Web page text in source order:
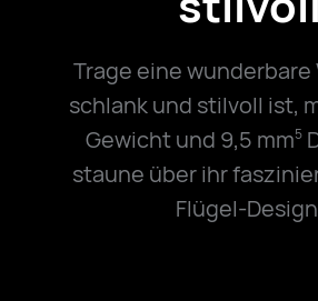
Trage eine wunderbare
schlank und stilvoll ist,
Gewicht und 9,5 mm5
staune über ihr
Flügel-